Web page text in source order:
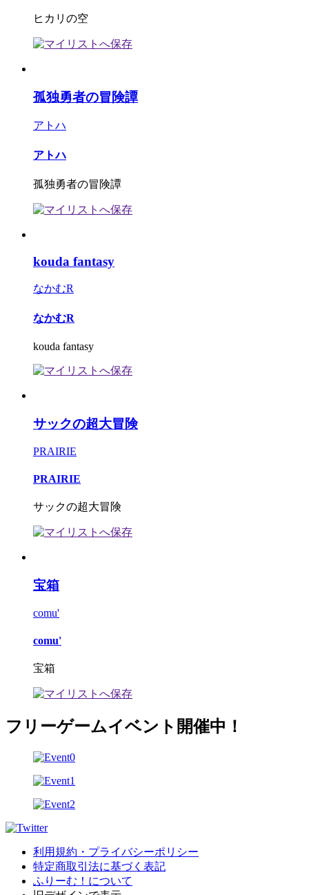
ヒカリの空
孤独勇者の冒険譚
アトハ
アトハ
孤独勇者の冒険譚
kouda fantasy
なかむR
なかむR
kouda fantasy
サックの超大冒険
PRAIRIE
PRAIRIE
サックの超大冒険
宝箱
comu'
comu'
宝箱
フリーゲームイベント開催中！
利用規約・プライバシーポリシー
特定商取引法に基づく表記
ふりーむ！について